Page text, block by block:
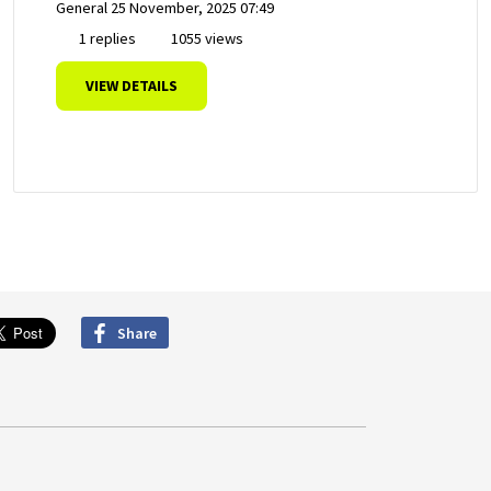
General 25 November, 2025 07:49
1 replies
1055 views
VIEW DETAILS
Share